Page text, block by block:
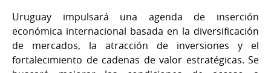
Uruguay impulsará una agenda de inserción
económica internacional basada en la diversificación
de mercados, la atracción de inversiones y el
fortalecimiento de cadenas de valor estratégicas. Se